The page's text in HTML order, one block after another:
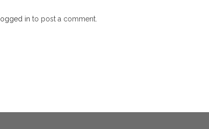
logged in to post a comment.